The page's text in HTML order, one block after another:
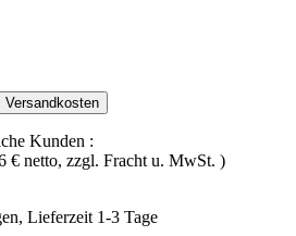
Kunden :
€ netto, zzgl. Fracht u. MwSt. )
Lieferzeit 1-3 Tage